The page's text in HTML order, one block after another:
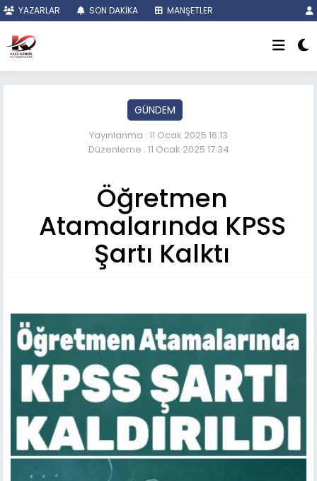
YAZARLAR SON DAKİKA MANŞETLER
GÜNDEM
Yayınlanma : 11 Ocak 2025 16:13
Düzenleme : 11 Ocak 2025 17:34
Öğretmen
Atamalarında KPSS
Şartı Kalktı